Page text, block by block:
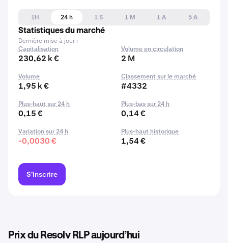
1H 24 h 1 S 1 M 1 A
5 A
Statistiques du marché
Dernière mise à jour :
Capitalisation
230,62 k €
Volume en circulation
2 M
Volume
1,95 k €
Classement sur le marché
#4332
Plus-haut sur 24 h
0,15 €
Plus-bas sur 24 h
0,14 €
Variation sur 24 h
-0,0030 €
Plus-haut historique
1,54 €
S'inscrire
Prix du Resolv RLP aujourd’hui